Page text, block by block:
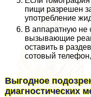
пищи разрешен
употрeбление
В аппаратную не
вызывающие
оставить в
сотовый
Выгодное
диагностических